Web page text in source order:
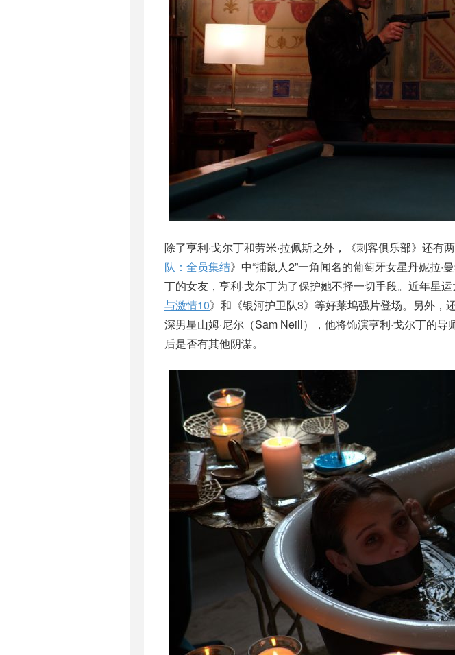
除了亨利·戈尔丁和劳米·拉佩斯之外，《刺客俱乐部》还有
队：全员集结》中“捕鼠人2”一角闻名的葡萄牙女星丹妮拉·
丁的女友，亨利·戈尔丁为了保护她不择一切手段。近年星
与激情10》和《银河护卫队3》等好莱坞强片登场。另外，
深男星山姆·尼尔（Sam Neill），他将饰演亨利·戈尔丁的
后是否有其他阴谋。